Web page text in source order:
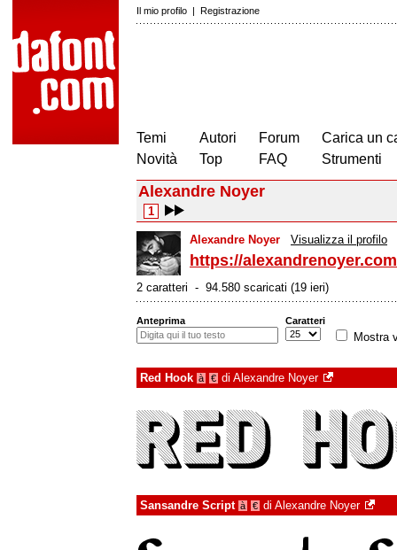
Il mio profilo | Registrazione
Temi
Novità
Autori
Top
Forum
FAQ
Carica un
Strumenti
Alexandre Noyer
1
Alexandre Noyer Visualizza il profilo
https://
2 caratteri - 94.580 scaricati (19 ieri)
Anteprima Caratteri
Mostra
Red Hook à € di Alexandre Noyer
Sansandre Script à € di Alexandre Noyer